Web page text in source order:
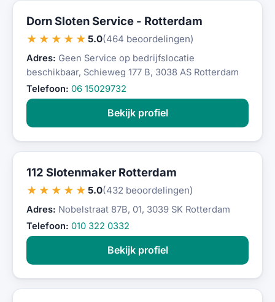
Dorn Sloten Service - Rotterdam
★★★★★ 5.0(464 beoordelingen)
Adres: Geen Service op bedrijfslocatie
beschikbaar, Schieweg 177 B, 3038 AS Rotterdam
Telefoon: 06 15029732
Bekijk profiel
112 Slotenmaker Rotterdam
★★★★★ 5.0(432 beoordelingen)
Adres: Nobelstraat 87B, 01, 3039 SK Rotterdam
Telefoon: 010 322 0332
Bekijk profiel